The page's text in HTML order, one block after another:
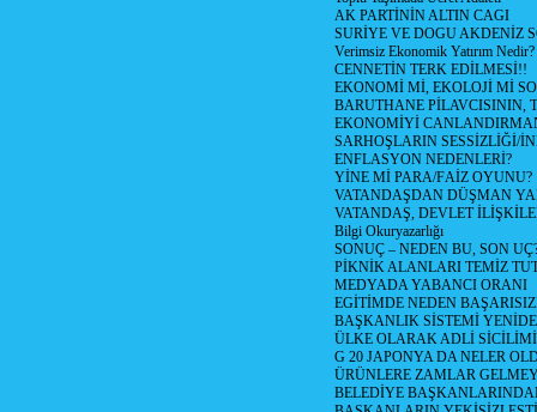
AK PARTİNİN ALTIN CAGI
SURİYE VE DOGU AKDENİZ
Verimsiz Ekonomik Yatırım Nedir?
CENNETİN TERK EDİLMESİ!!
EKONOMİ Mİ, EKOLOJİ Mİ
BARUTHANE PİLAVCISININ,
EKONOMİYİ
SARHOŞLARIN SESSİZLİĞİ/
ENFLASYON NEDENLERİ?
YİNE Mİ PARA/FAİZ OYUNU?
VATANDAŞDAN DÜŞMAN
VATANDAŞ, DEVLET
Bilgi Okuryazarlığı
SONUÇ – NEDEN BU, SON
PİKNİK ALANLARI TEMİZ
MEDYADA YABANCI ORANI
EGİTİMDE NEDEN
BAŞKANLIK SİSTEMİ
ÜLKE OLARAK ADLİ
G 20 JAPONYA DA NELER
ÜRÜNLERE ZAMLAR
BELEDİYE